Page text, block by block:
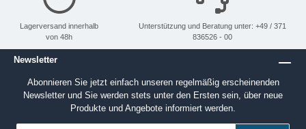
Lagerversand innerhalb
von 48h
Unterstützung und Beratung unter: +49 / 371
836526 - 00
Newsletter
Abonnieren Sie jetzt einfach unseren regelmäßig erscheinenden
Newsletter und Sie werden stets unter den Ersten sein, über neue
Produkte und Angebote informiert werden.